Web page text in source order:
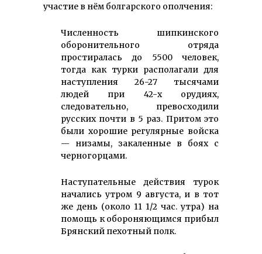
участие в нём болгарского ополчения:
Численность шипкинского
оборонительного отряда
простиралась до 5500 человек,
тогда как турки располагали для
наступления 26-27 тысячами
людей при 42-х орудиях,
следовательно, превосходили
русских почти в 5 раз. Притом это
были хорошие регулярные войска
— низамы, закаленные в боях с
черногорцами.
Наступательные действия турок
начались утром 9 августа, и в тот
же день (около 11 1/2 час. утра) на
помощь к обороняющимся прибыл
Брянский пехотный полк.